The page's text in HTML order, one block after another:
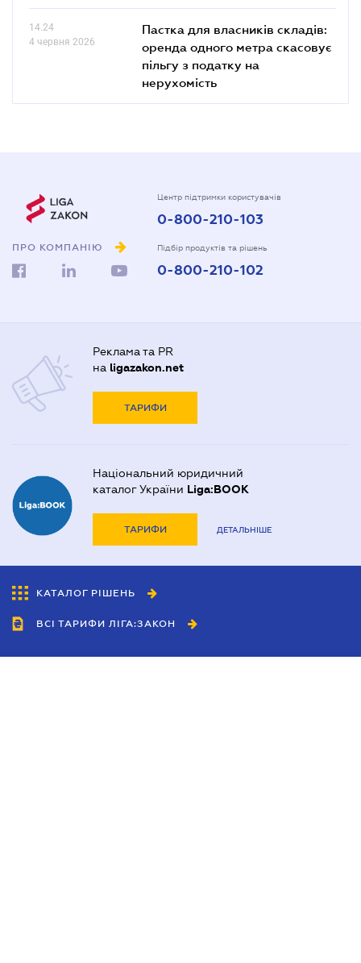
14.24
4 червня 2026
Пастка для власників складів:
оренда одного метра скасовує
пільгу з податку на
нерухомість
ПРО КОМПАНІЮ
Центр підтримки користувачів
0-800-210-103
Підбір продуктів та рішень
0-800-210-102
Реклама та PR
на ligazakon.net
ТАРИФИ
Національний юридичний
каталог України Liga:BOOK
ТАРИФИ ДЕТАЛЬНІШЕ
КАТАЛОГ РІШЕНЬ
ВСІ ТАРИФИ ЛІГА:ЗАКОН